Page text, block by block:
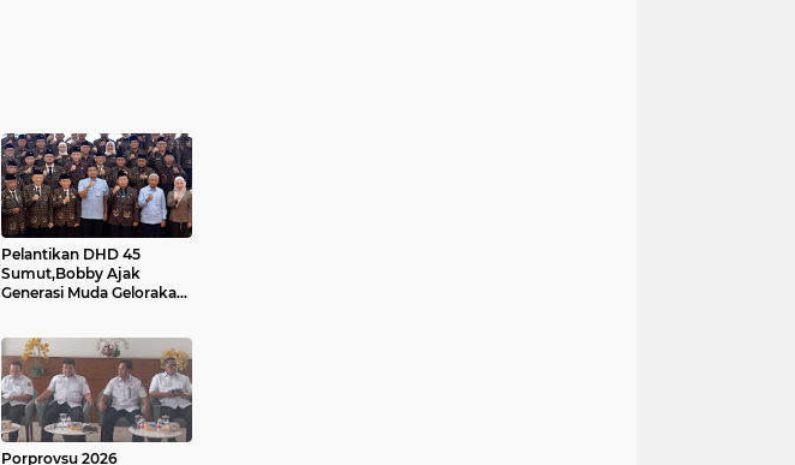
Pelantikan DHD 45
Sumut,Bobby Ajak
Generasi Muda Gelorakan
Porprovsu 2026